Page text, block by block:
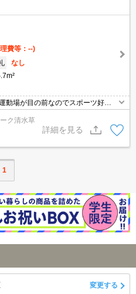
費等：--)
なし
動場が目の前なのでスポーツ好き
ストアへ165m。コンビニへ410m
☆お部屋は広々8帖！大きな窓にも
で自炊をスタートしてみませんか？
ク清水草
詳細を見る
1
変更する